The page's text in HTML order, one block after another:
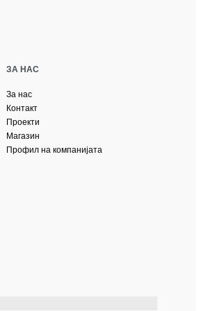
ЗА НАС
За нас
Контакт
Проекти
Магазин
Профил на компанијата